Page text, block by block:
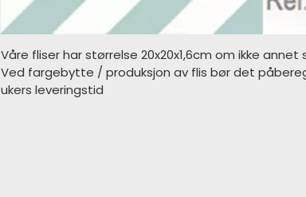
Våre fliser har størrelse 20x20x1,6cm om ikke annet
Ved fargebytte / produksjon av flis bør det
ukers leveringstid